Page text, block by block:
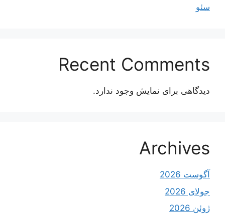
سئو
Recent Comments
دیدگاهی برای نمایش وجود ندارد.
Archives
آگوست 2026
جولای 2026
ژوئن 2026